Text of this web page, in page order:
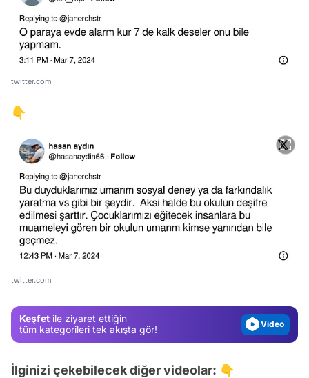
twitter.com
👇
twitter.com
Keşfet ile ziyaret ettiğin
tüm kategorileri tek akışta gör!
Test
Gündem
Test
İlginizi çekebilecek diğer videolar: 👇